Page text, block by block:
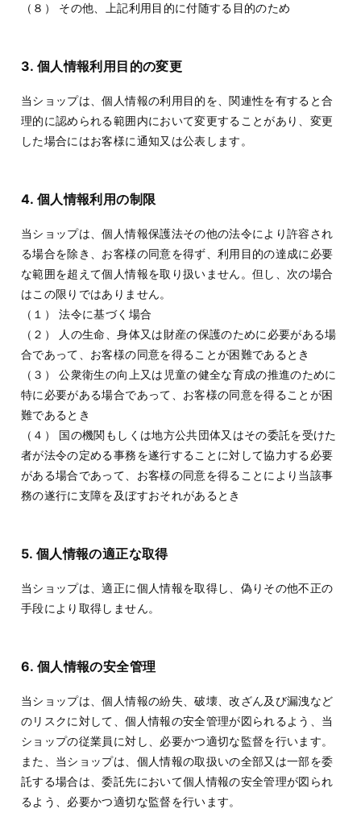
（８） その他、上記利用目的に付随する目的のため
3. 個人情報利用目的の変更
当ショップは、個人情報の利用目的を、関連性を有すると合
理的に認められる範囲内において変更することがあり、変更
した場合にはお客様に通知又は公表します。
4. 個人情報利用の制限
当ショップは、個人情報保護法その他の法令により許容され
る場合を除き、お客様の同意を得ず、利用目的の達成に必要
な範囲を超えて個人情報を取り扱いません。但し、次の場合
はこの限りではありません。
（１） 法令に基づく場合
（２） 人の生命、身体又は財産の保護のために必要がある場
合であって、お客様の同意を得ることが困難であるとき
（３） 公衆衛生の向上又は児童の健全な育成の推進のために
特に必要がある場合であって、お客様の同意を得ることが困
難であるとき
（４） 国の機関もしくは地方公共団体又はその委託を受けた
者が法令の定める事務を遂行することに対して協力する必要
がある場合であって、お客様の同意を得ることにより当該事
務の遂行に支障を及ぼすおそれがあるとき
5. 個人情報の適正な取得
当ショップは、適正に個人情報を取得し、偽りその他不正の
手段により取得しません。
6. 個人情報の安全管理
当ショップは、個人情報の紛失、破壊、改ざん及び漏洩など
のリスクに対して、個人情報の安全管理が図られるよう、当
ショップの従業員に対し、必要かつ適切な監督を行います。
また、当ショップは、個人情報の取扱いの全部又は一部を委
託する場合は、委託先において個人情報の安全管理が図られ
るよう、必要かつ適切な監督を行います。